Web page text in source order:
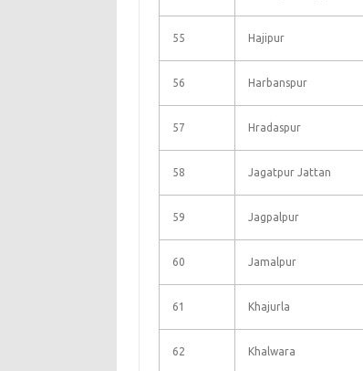
55 Hajipur
56 Harbanspur
57 Hradaspur
58 Jagatpur Jattan
59 Jagpalpur
60 Jamalpur
61 Khajurla
62 Khalwara